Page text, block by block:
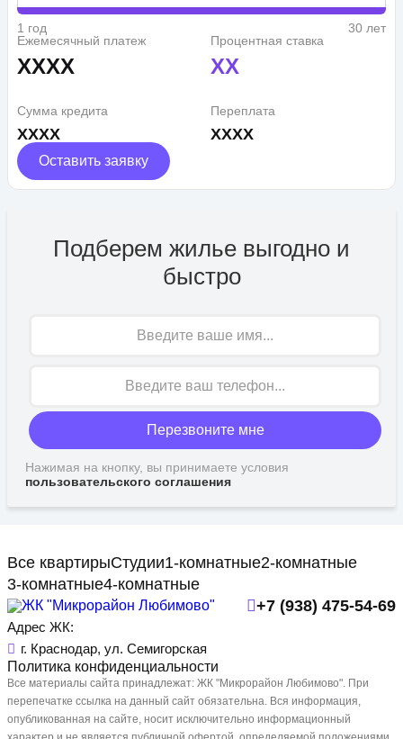
1 год
30 лет
Ежемесячный платеж
XXXX
Процентная ставка
XX
Сумма кредита
XXXX
Переплата
XXXX
Оставить заявку
Подберем жилье выгодно и
быстро
Перезвоните мне
Нажимая на кнопку, вы принимаете условия
пользовательского соглашения
Все квартирыСтудии1-комнатные2-комнатные
3-комнатные4-комнатные
Адрес ЖК:
г. Краснодар, ул. Семигорская
+7 (938) 475-54-69
Политика конфиденциальности
Все материалы сайта принадлежат: ЖК "Микрорайон Любимово". При
перепечатке ссылка на данный сайт обязательна. Вся информация,
опубликованная на сайте, носит исключительно информационный